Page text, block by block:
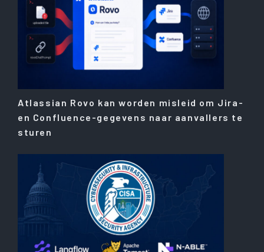
Atlassian Rovo kan worden misleid om Jira-
en Confluence-gegevens naar aanvallers te
sturen